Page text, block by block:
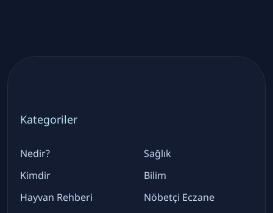
Kategoriler
Nedir?
Kimdir
Hayvan Rehberi
Sağlık
Bilim
Nöbetçi Eczane